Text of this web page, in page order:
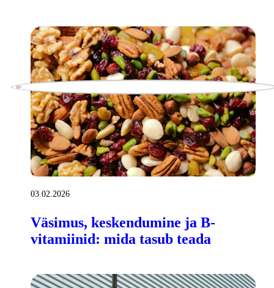
03.02.2026
Väsimus, keskendumine ja B-
vitamiinid: mida tasub teada